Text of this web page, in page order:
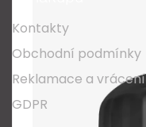
Kontakty
Obchodní podmínky
Reklamace a vrácení
GDPR